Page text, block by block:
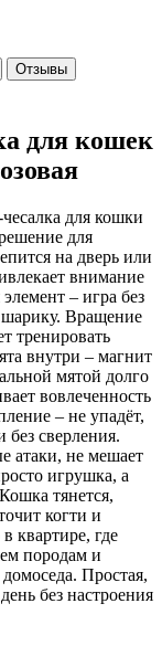
Отзывы
для кошек
для кошки
для
на дверь или
внимание
– игра без
Вращение
тренировать
внутри – магнит
мятой долго
вовлеченность
– не упадёт,
сверления.
атаки, не мешает
игрушка, а
тянется,
когти и
квартире, где
породам и
Простая,
без настроения